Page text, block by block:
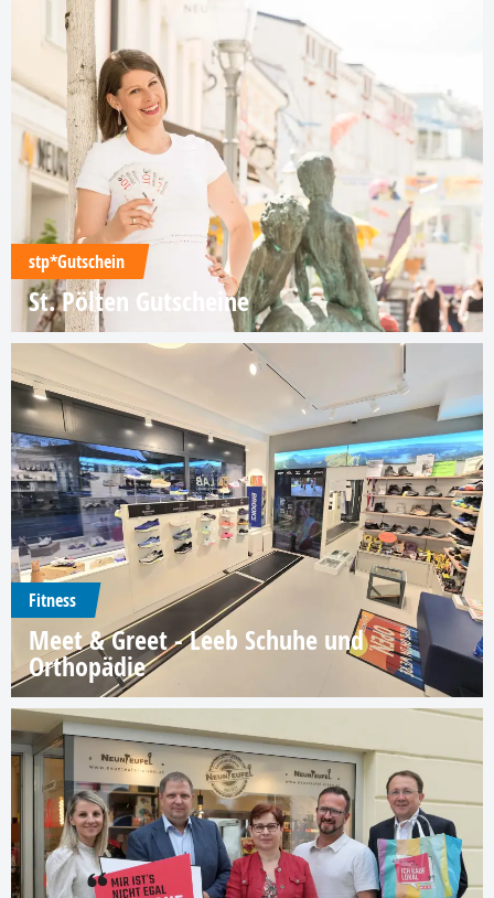
stp*Gutschein
St. Pölten Gutscheine
Fitness
Meet & Greet - Leeb Schuhe und
Orthopädie